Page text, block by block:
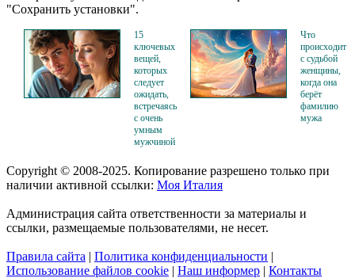
"Сохранить установки".
15
ключевых
вещей,
которых
следует
ожидать,
встречаясь
с очень
умным
мужчиной
Что
происходит
с судьбой
женщины,
когда она
берёт
фамилию
мужа
Copyright © 2008-2025. Копирование разрешено только при
наличии активной ссылки: Моя Италия
Администрация сайта ответственности за материалы и
ссылки, размещаемые пользователями, не несет.
Правила сайта | Политика конфиденциальности |
Использование файлов cookie | Наш информер | Контакты